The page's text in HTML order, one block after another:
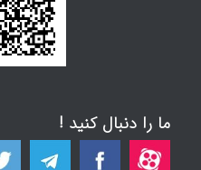
ما را دنبال کنید !